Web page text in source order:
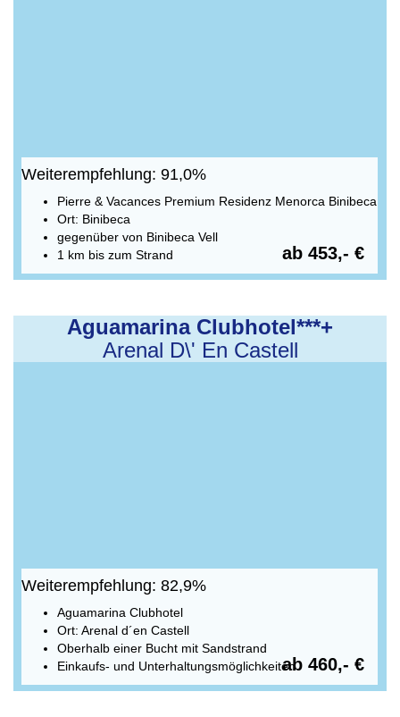
Weiterempfehlung: 91,0%
Pierre & Vacances Premium Residenz Menorca Binibeca
Ort: Binibeca
gegenüber von Binibeca Vell
1 km bis zum Strand
ab 453,- €
Aguamarina Clubhotel***+
Arenal D\' En Castell
Weiterempfehlung: 82,9%
Aguamarina Clubhotel
Ort: Arenal d´en Castell
Oberhalb einer Bucht mit Sandstrand
Einkaufs- und Unterhaltungsmöglichkeitenab 460,- €